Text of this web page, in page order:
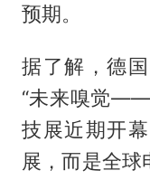
预期。
据了解，德
“未来嗅觉——
技展近期开
展，而是全球